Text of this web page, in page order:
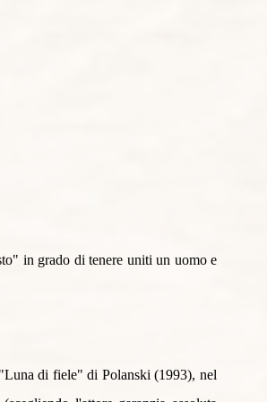
in grado di tenere uniti un uomo e
di fiele" di Polanski (1993), nel